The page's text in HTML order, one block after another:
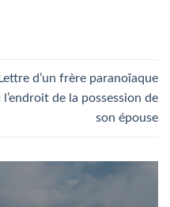
Lettre d’un frère paranoïaque
l’endroit de la possession de
son épouse